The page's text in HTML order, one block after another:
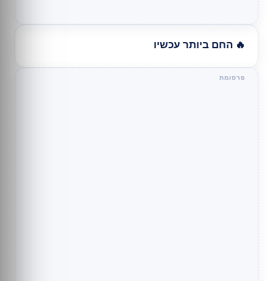
🔥 החם ביותר עכשיו